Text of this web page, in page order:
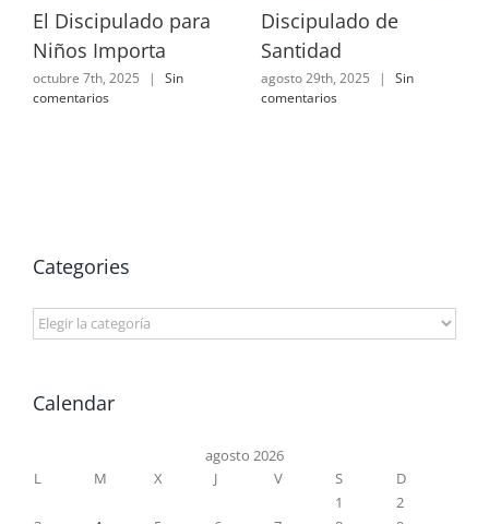
El Discipulado para
Niños Importa
octubre 7th, 2025 |
Sin
comentarios
Discipulado de
Santidad
agosto 29th, 2025 |
Sin
comentarios
Categories
Categories
Calendar
agosto 2026
L
M X J V S
D
1
2